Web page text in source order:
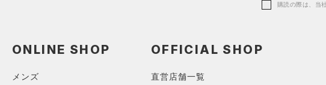
パーカー&トレーナー （0）
購読の際は、当
ONLINE SHOP
メンズ
OFFICIAL SHOP
直営店舗一覧